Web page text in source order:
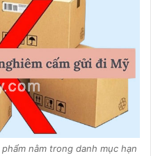
nằm trong danh mục hạn